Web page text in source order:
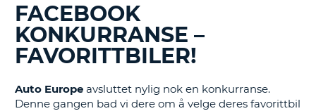
NORGE
SØKER
ETTER
BLOGGINNLEGG......
FACEBOOK
KONKURRANSE –
FAVORITTBILER!
Auto Europe avsluttet nylig nok en konkurranse.
Denne gangen bad vi dere om å velge deres favorittbil